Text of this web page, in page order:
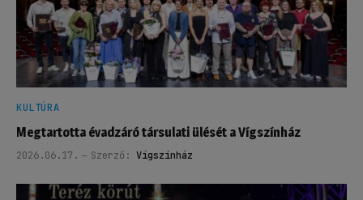
KULTÚRA
Megtartotta évadzáró társulati ülését a Vígszínház
2026.06.17. Szerző: Vígszínház